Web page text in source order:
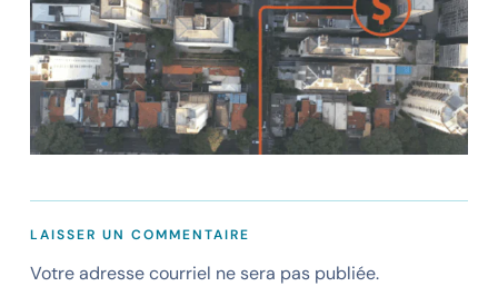
LAISSER UN COMMENTAIRE
Votre adresse courriel ne sera pas publiée.